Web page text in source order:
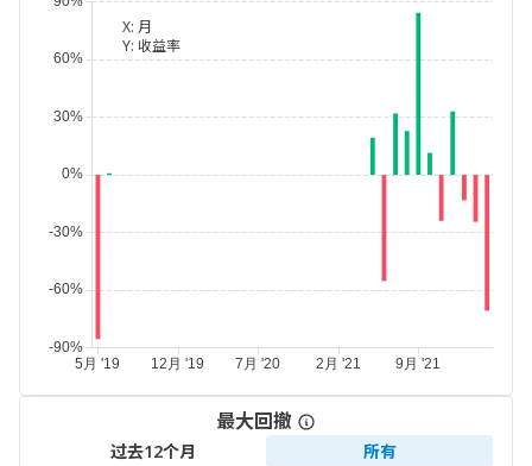
X: 月
Y: 收益率
最大回撤
过去12个月 所有